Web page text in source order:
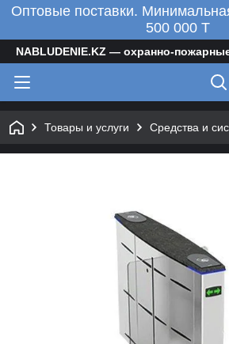
Оптовые поставки.
500 000 T
NABLUDENIE.KZ — охранно-
Товары и услуги Средства и